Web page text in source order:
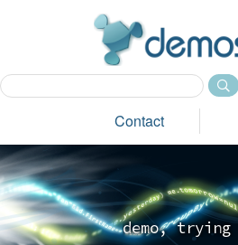
Contact
demo, tryi ng